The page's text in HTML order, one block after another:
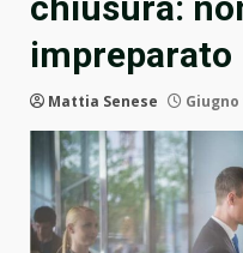
impreparato
Mattia Senese Giugno